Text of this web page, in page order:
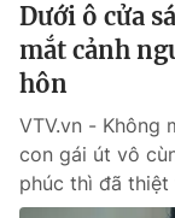
Dưới ô cửa
mắt cảnh
hôn
VTV.vn - Không
con gái út vô
phúc thì đã thiệt